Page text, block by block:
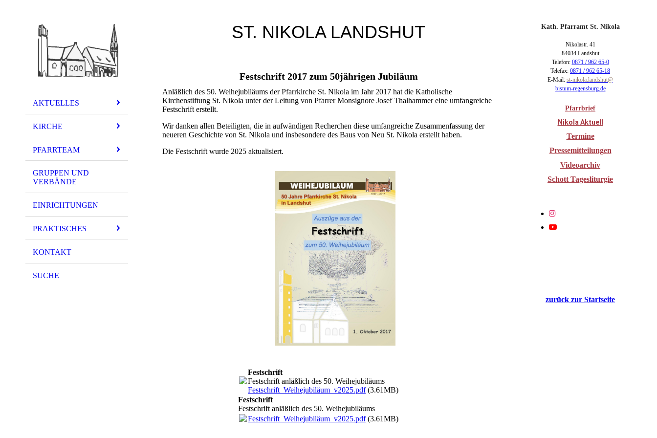
AKTUELLES
KIRCHE
PFARRTEAM
GRUPPEN UND
VERBÄNDE
EINRICHTUNGEN
PRAKTISCHES
KONTAKT
SUCHE
ST. NIKOLA LANDSHUT
Festschrift 2017 zum 50jährigen Jubiläum
Anläßlich des 50. Weihejubiläums der Pfarrkirche St. Nikola im Jahr 2017 hat die Katholische
Kirchenstiftung St. Nikola unter der Leitung von Pfarrer Monsignore Josef Thalhammer eine umfangreiche
Festschrift erstellt.
Wir danken allen Beteiligten, die in aufwändigen Recherchen diese umfangreiche Zusammenfassung der
neueren Geschichte von St. Nikola und insbesondere des Baus von Neu St. Nikola erstellt haben.
Die Festschrift wurde 2025 aktualisiert.
Festschrift
Festschrift anläßlich des 50. Weihejubiläums
Festschrift_Weihejubiläum_v2025.pdf(3.61MB)
Festschrift
Festschrift anläßlich des 50. Weihejubiläums
Festschrift_Weihejubiläum_v2025.pdf(3.61MB)
Kath. Pfarramt St. Nikola
Nikolastr. 41
84034 Landshut
Telefon: 0871 / 962 65-0
Telefax: 0871 / 962 65-18
E-Mail: st-nikola.landshut@
bistum-regensburg.de
Pfarrbrief
Nikola Aktuell
Termine
Pressemitteilungen
Videoarchiv
Schott Tagesliturgie
zurück zur Startseite